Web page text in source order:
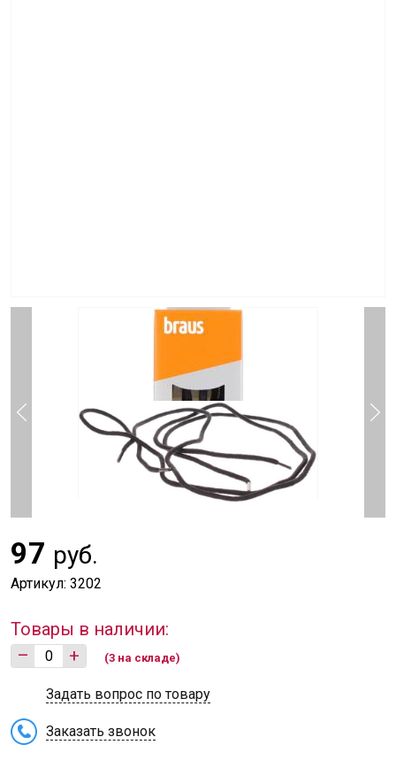
97 руб.
Артикул: 3202
Товары в наличии:
–
+ (3 на складе)
Задать вопрос по товару
Заказать звонок